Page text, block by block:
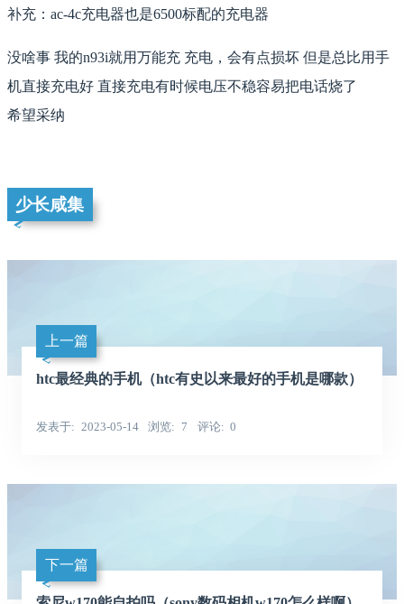
补充：ac-4c充电器也是6500标配的充电器
没啥事 我的n93i就用万能充 充电，会有点损坏 但是总比用手
机直接充电好 直接充电有时候电压不稳容易把电话烧了
希望采纳
少长咸集
上一篇
htc最经典的手机（htc有史以来最好的手机是哪款）
发表于 2023-05-14 浏览 7 评论 0
下一篇